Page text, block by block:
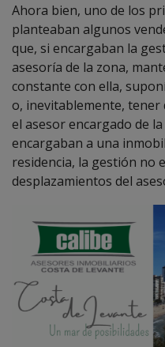
Ahora bien, uno de los
planteaban algunos
que, si encargaban la
asesoría de la zona,
constante con ella,
o, inevitablemente,
el asesor encargado de
encargaban a una
residencia, la gestión no
desplazamientos del